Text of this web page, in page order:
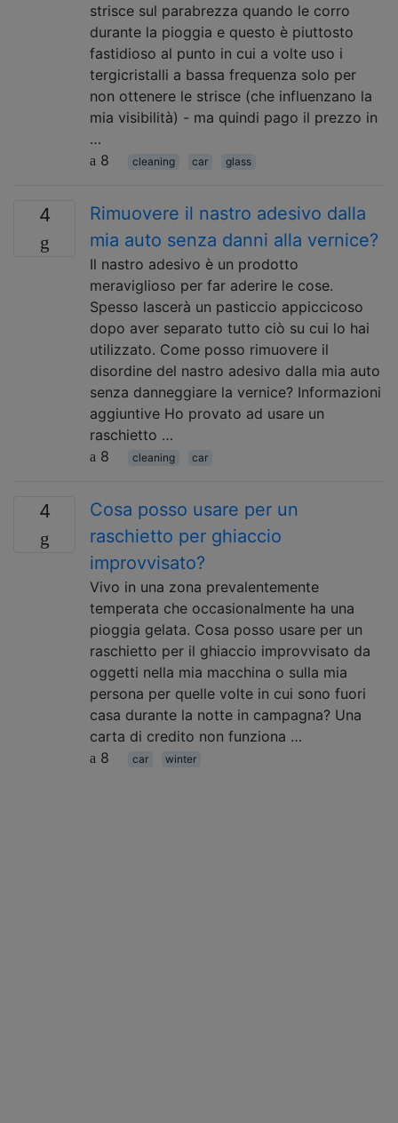
strisce sul parabrezza quando le corro
durante la pioggia e questo è piuttosto
fastidioso al punto in cui a volte uso i
tergicristalli a bassa frequenza solo per
non ottenere le strisce (che influenzano la
mia visibilità) - ma quindi pago il prezzo in
…
8
cleaning car glass
4
Rimuovere il nastro adesivo dalla
mia auto senza danni alla vernice?
Il nastro adesivo è un prodotto
meraviglioso per far aderire le cose.
Spesso lascerà un pasticcio appiccicoso
dopo aver separato tutto ciò su cui lo hai
utilizzato. Come posso rimuovere il
disordine del nastro adesivo dalla mia auto
senza danneggiare la vernice? Informazioni
aggiuntive Ho provato ad usare un
raschietto …
8
cleaning car
4
Cosa posso usare per un
raschietto per ghiaccio
improvvisato?
Vivo in una zona prevalentemente
temperata che occasionalmente ha una
pioggia gelata. Cosa posso usare per un
raschietto per il ghiaccio improvvisato da
oggetti nella mia macchina o sulla mia
persona per quelle volte in cui sono fuori
casa durante la notte in campagna? Una
carta di credito non funziona …
8
car winter